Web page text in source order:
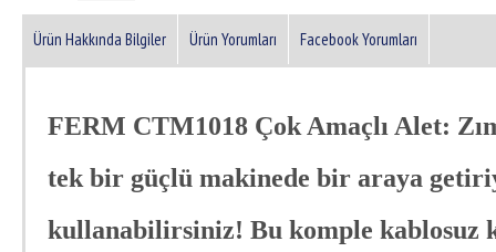
Ürün Hakkında Bilgiler Ürün Yorumları Facebook Yorumları
FERM CTM1018 Çok Amaçlı Alet:
tek bir güçlü makinede bir araya
kullanabilirsiniz! Bu komple kablosuz